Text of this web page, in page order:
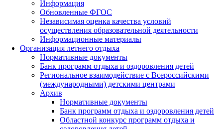
Информация
Обновленные ФГОС
Независимая оценка качества условий
осуществления образовательной деятельности
Информационные материалы
Организация летнего отдыха
Нормативные документы
Банк программ отдыха и оздоровления детей
Региональное взаимодействие с Всероссийскими
(международными) детскими центрами
Архив
Нормативные документы
Банк программ отдыха и оздоровления детей
Областной конкурс программ отдыха и